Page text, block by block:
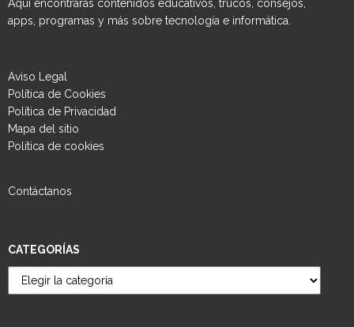
Aquí encontrarás contenidos educativos, trucos, consejos,
apps, programas y más sobre tecnología e informática.
Aviso Legal
Política de Cookies
Política de Privacidad
Mapa del sitio
Política de cookies
Contáctanos
CATEGORÍAS